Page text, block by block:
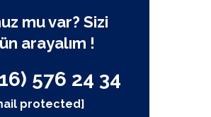
mu var? Sizi
arayalım !
576 24 34
protected]